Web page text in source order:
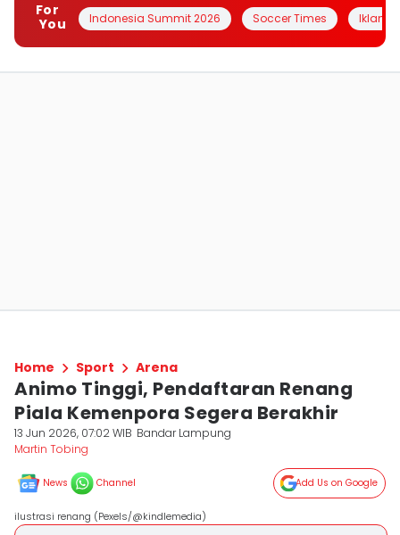
For
You
Indonesia Summit 2026 Soccer Times Iklanin
Home Sport Arena
Animo Tinggi, Pendaftaran Renang
Piala Kemenpora Segera Berakhir
13 Jun 2026, 07:02 WIB Bandar Lampung
Martin Tobing
News Channel Add Us on Google
ilustrasi renang (Pexels/@kindlemedia)